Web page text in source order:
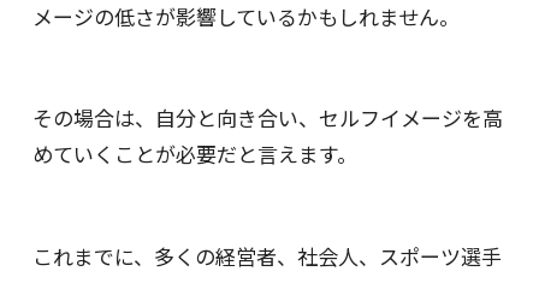
メージの低さが影響しているかもしれません。
その場合は、自分と向き合い、セルフイメージを高
めていくことが必要だと言えます。
これまでに、多くの経営者、社会人、スポーツ選手